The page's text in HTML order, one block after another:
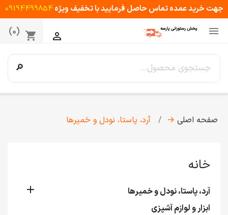
جهت خرید عمده تماس حاصل فرمایید با تخفیف ویژه09194499854

shopping_cart
(0) 
🔎
صفحه اصلی → آرد، پاستا، نودل و خمیرها
خانه
آرد، پاستا، نودل و خمیرها

ابزار و لوازم آشپزی